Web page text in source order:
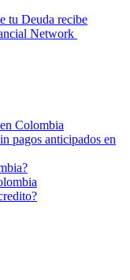
tu Deuda recibe
Network
Colombia
pagos anticipados en